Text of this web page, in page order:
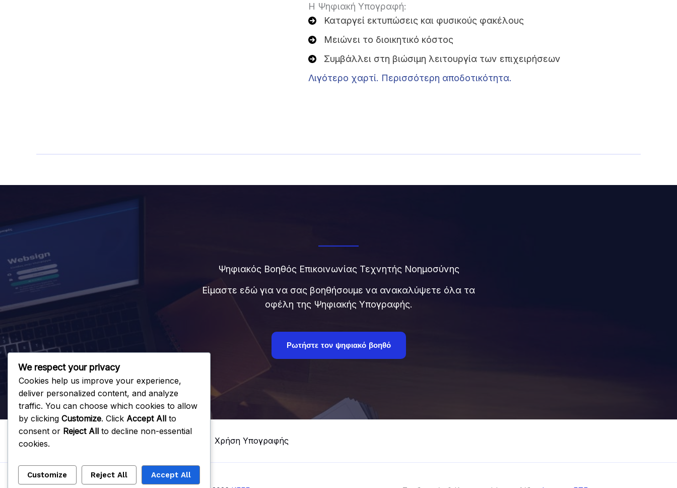
Η Ψηφιακή Υπογραφή:
Καταργεί εκτυπώσεις και φυσικούς φακέλους
Μειώνει το διοικητικό κόστος
Συμβάλλει στη βιώσιμη λειτουργία των επιχειρήσεων
Λιγότερο χαρτί. Περισσότερη αποδοτικότητα.
Ψηφιακός Βοηθός Επικοινωνίας Τεχνητής Νοημοσύνης
Είμαστε εδώ για να σας βοηθήσουμε να ανακαλύψετε όλα τα
οφέλη της Ψηφιακής Υπογραφής.
Ρωτήστε τον ψηφιακό βοηθό
Πλεονεκτήματα Χρήση Υπογραφής
We respect your privacy
Cookies help us improve your experience,
deliver personalized content, and analyze
traffic. You can choose which cookies to allow
by clicking Customize. Click Accept All to
consent or Reject All to decline non-essential
cookies.
Customize Reject All Accept All